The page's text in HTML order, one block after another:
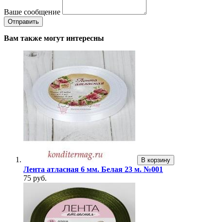
Ваше сообщение
Вам также могут интересны
В корзину
Лента атласная 6 мм. Белая 23 м. №001
75 руб.